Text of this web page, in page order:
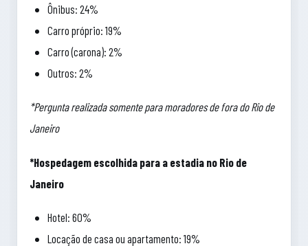
Ônibus: 24%
Carro próprio: 19%
Carro (carona): 2%
Outros: 2%
*Pergunta realizada somente para moradores de fora do Rio de
Janeiro
*Hospedagem escolhida para a estadia no Rio de
Janeiro
Hotel: 60%
Locação de casa ou apartamento: 19%